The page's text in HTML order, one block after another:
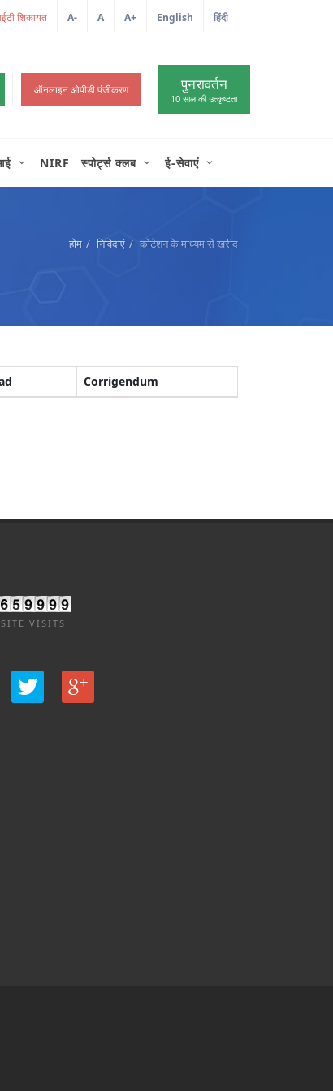
A- A A+ English हिंदी
ऑनलाइन ओपीडी पंजीकरण पुनरावर्तन
10 साल की उत्कृष्टता
NIRF स्पोर्ट्स क्लब ई-सेवाएं
होम निविदाएं कोटेशन के माध्यम से खरीद
Corrigendum
VISITS